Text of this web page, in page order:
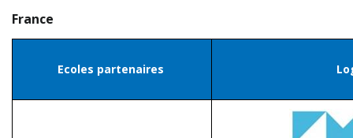
France
Ecoles partenaires